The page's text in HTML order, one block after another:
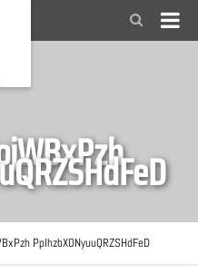
PplhzbXONyuuQRZSHdFeD